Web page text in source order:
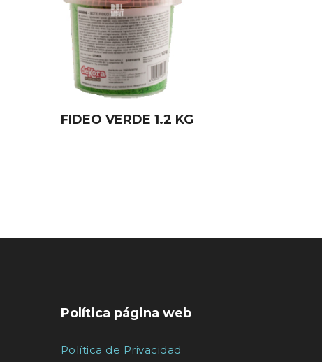
FIDEO VERDE 1.2 KG
Política página web
Política de Privacidad